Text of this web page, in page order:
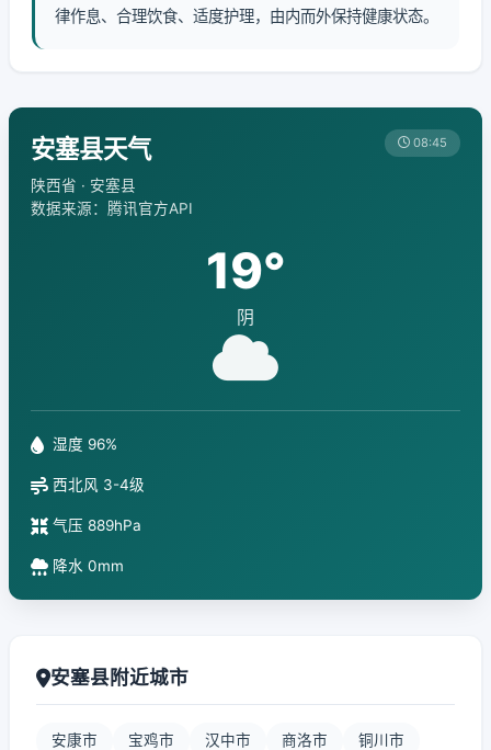
律作息、合理饮食、适度护理，由内而外保持健康状态。
安塞县天气
陕西省 · 安塞县
数据来源：腾讯官方API
08:45
19°
阴
湿度 96%
西北风 3-4级
气压 889hPa
降水 0mm
安塞县附近城市
安康市 宝鸡市 汉中市 商洛市 铜川市